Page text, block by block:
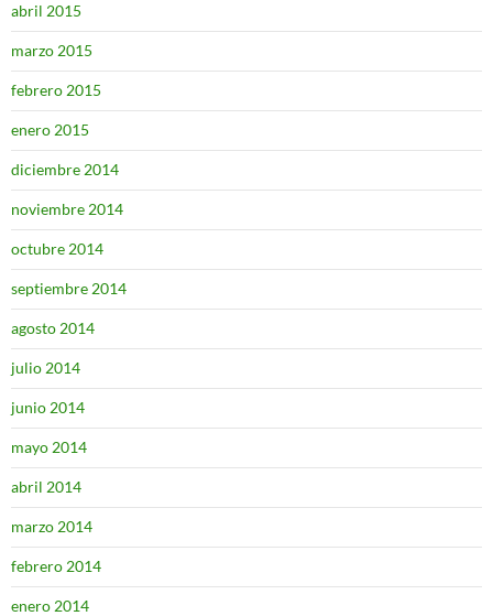
abril 2015
marzo 2015
febrero 2015
enero 2015
diciembre 2014
noviembre 2014
octubre 2014
septiembre 2014
agosto 2014
julio 2014
junio 2014
mayo 2014
abril 2014
marzo 2014
febrero 2014
enero 2014